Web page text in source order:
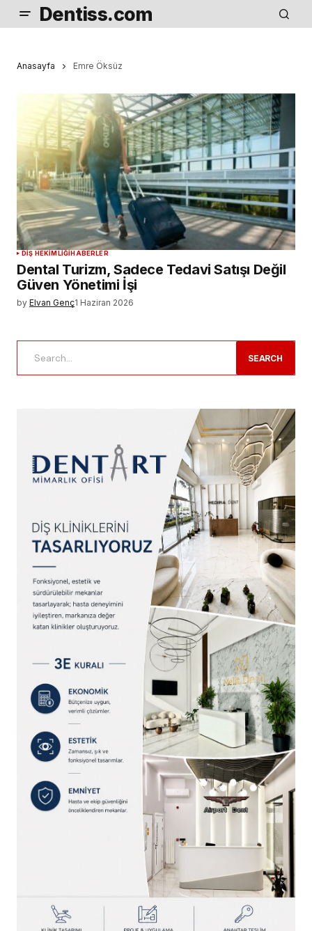
Dentiss.com
Anasayfa Emre Öksüz
DIŞ HEKIMLIĞIHABERLER
Dental Turizm, Sadece Tedavi Satışı Değil
Güven Yönetimi İşi
by Elvan Genç1 Haziran 2026
SEARCH